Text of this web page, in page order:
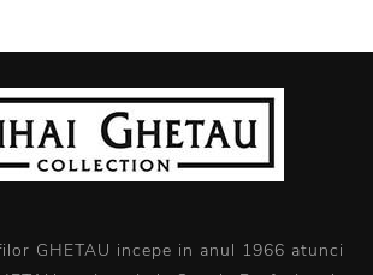
GHETAU incepe in anul 1966 atunci